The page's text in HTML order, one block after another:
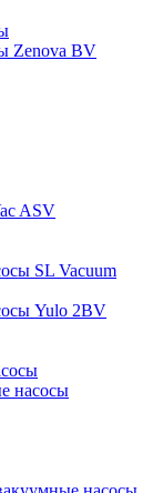
Zenova BV
ASV
SL Vacuum
Yulo 2BV
насосы